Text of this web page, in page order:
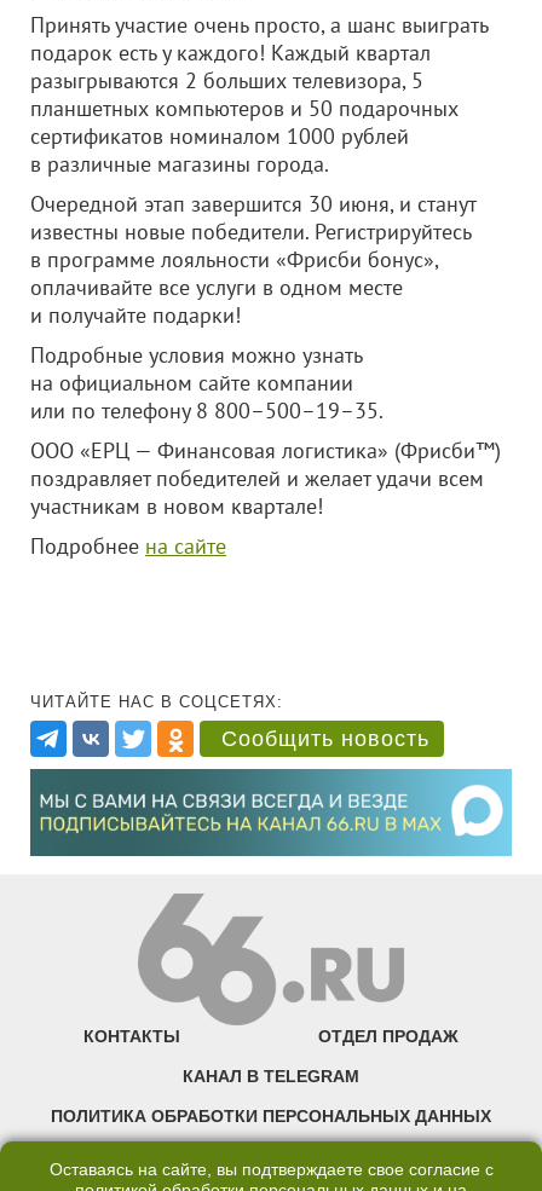
Принять участие очень просто, а шанс выиграть
подарок есть у каждого! Каждый квартал
разыгрываются 2 больших телевизора, 5
планшетных компьютеров и 50 подарочных
сертификатов номиналом 1000 рублей
в различные магазины города.
Очередной этап завершится 30 июня, и станут
известны новые победители. Регистрируйтесь
в программе лояльности «Фрисби бонус»,
оплачивайте все услуги в одном месте
и получайте подарки!
Подробные условия можно узнать
на официальном сайте компании
или по телефону 8 800–500–19–35.
ООО «ЕРЦ — Финансовая логистика» (Фрисби™)
поздравляет победителей и желает удачи всем
участникам в новом квартале!
Подробнее на сайте
ЧИТАЙТЕ НАС В СОЦСЕТЯХ:
Сообщить новость
КОНТАКТЫ ОТДЕЛ ПРОДАЖ
КАНАЛ В TELEGRAM
ПОЛИТИКА ОБРАБОТКИ ПЕРСОНАЛЬНЫХ ДАННЫХ
Оставаясь на сайте, вы подтверждаете свое согласие с